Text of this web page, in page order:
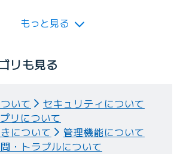
もっと見る
リも見る
いて
セキュリティについて
リについて
について
管理機能について
・トラブルについて